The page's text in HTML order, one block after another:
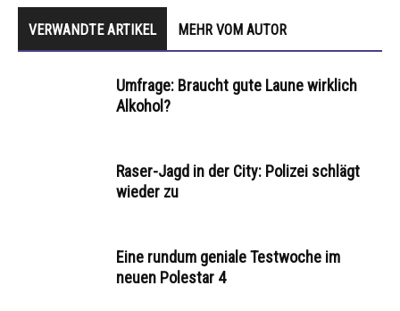
VERWANDTE ARTIKEL MEHR VOM AUTOR
Umfrage: Braucht gute Laune wirklich
Alkohol?
Raser-Jagd in der City: Polizei schlägt
wieder zu
Eine rundum geniale Testwoche im
neuen Polestar 4